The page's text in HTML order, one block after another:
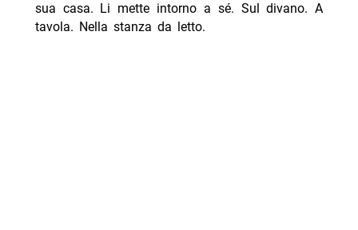
sua casa. Li mette intorno a sé. Sul divano. A
tavola. Nella stanza da letto.